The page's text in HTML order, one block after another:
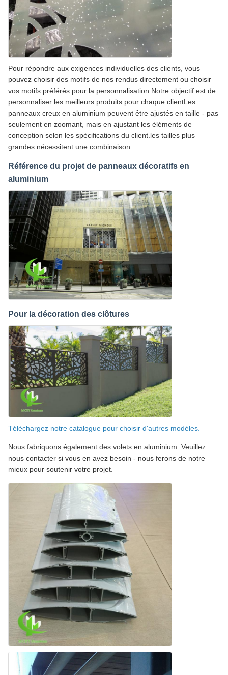
Pour répondre aux exigences individuelles des clients, vous
pouvez choisir des motifs de nos rendus directement ou choisir
vos motifs préférés pour la personnalisation.Notre objectif est de
personnaliser les meilleurs produits pour chaque clientLes
panneaux creux en aluminium peuvent être ajustés en taille - pas
seulement en zoomant, mais en ajustant les éléments de
conception selon les spécifications du client.les tailles plus
grandes nécessitent une combinaison.
Référence du projet de panneaux décoratifs en
aluminium
Pour la décoration des clôtures
Téléchargez notre catalogue pour choisir d'autres modèles.
Nous fabriquons également des volets en aluminium. Veuillez
nous contacter si vous en avez besoin - nous ferons de notre
mieux pour soutenir votre projet.